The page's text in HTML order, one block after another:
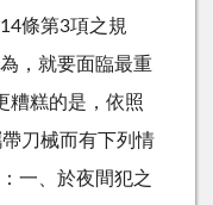
條第3項之規
，就要面臨最重
糟糕的是，依照
刀械而有下列情
一、於夜間犯之